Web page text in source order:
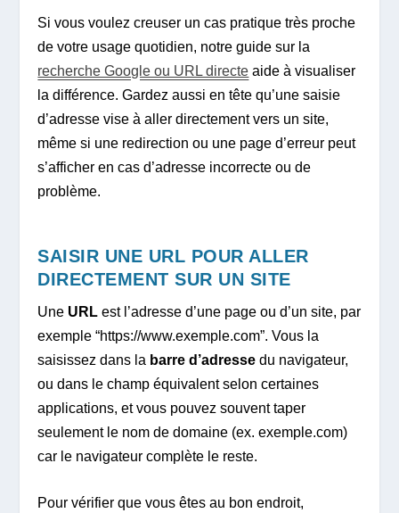
Si vous voulez creuser un cas pratique très proche
de votre usage quotidien, notre guide sur la
recherche Google ou URL directe aide à visualiser
la différence. Gardez aussi en tête qu’une saisie
d’adresse vise à aller directement vers un site,
même si une redirection ou une page d’erreur peut
s’afficher en cas d’adresse incorrecte ou de
problème.
SAISIR UNE URL POUR ALLER
DIRECTEMENT SUR UN SITE
Une URL est l’adresse d’une page ou d’un site, par
exemple “https://www.exemple.com”. Vous la
saisissez dans la barre d’adresse du navigateur,
ou dans le champ équivalent selon certaines
applications, et vous pouvez souvent taper
seulement le nom de domaine (ex. exemple.com)
car le navigateur complète le reste.
Pour vérifier que vous êtes au bon endroit,